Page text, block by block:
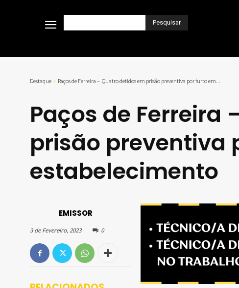
Pesquisar
Destaque Paços de Ferreira – Quatro detidos em prisão preventiva por furto em...
Paços de
prisão preventiva
estabelecimento
EMISSOR
3 de Fevereiro, 2023 0